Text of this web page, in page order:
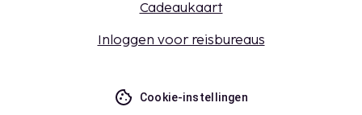
Cadeaukaart
Inloggen voor reisbureaus
Cookie-instellingen